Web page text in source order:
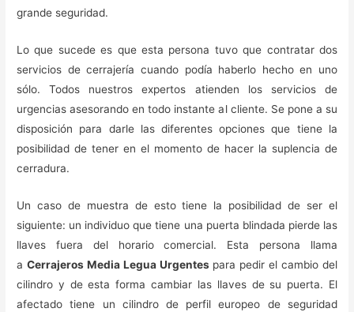
grande seguridad.
Lo que sucede es que esta persona tuvo que contratar dos
servicios de cerrajería cuando podía haberlo hecho en uno
sólo. Todos nuestros expertos atienden los servicios de
urgencias asesorando en todo instante al cliente. Se pone a su
disposición para darle las diferentes opciones que tiene la
posibilidad de tener en el momento de hacer la suplencia de
cerradura.
Un caso de muestra de esto tiene la posibilidad de ser el
siguiente: un individuo que tiene una puerta blindada pierde las
llaves fuera del horario comercial. Esta persona llama
a Cerrajeros Media Legua Urgentespara pedir el cambio del
cilindro y de esta forma cambiar las llaves de su puerta. El
afectado tiene un cilindro de perfil europeo de seguridad